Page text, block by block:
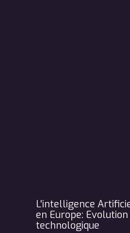
L'intelligence
en Europe: Evolution
technologique